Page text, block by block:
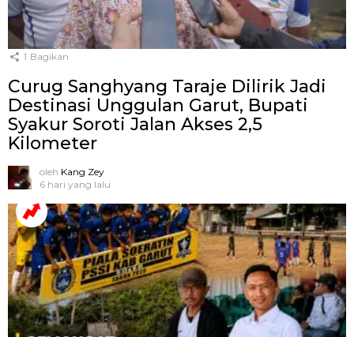
1 Bagikan
Curug Sanghyang Taraje Dilirik Jadi
Destinasi Unggulan Garut, Bupati
Syakur Soroti Jalan Akses 2,5
Kilometer
oleh Kang Zey
6 hari yang lalu